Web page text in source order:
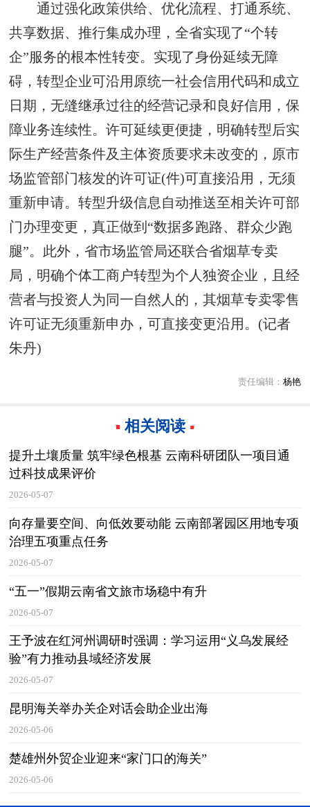
通过强化政策供给、优化流程、打通系统、
共享数据、推行集成办理，全省实现了“个转
企”服务的根本性转变。实现了身份延续无障
碍，转型企业可沿用原统一社会信用代码和成立
日期，无缝继承过往的经营记录和良好信用，保
障业务连续性。许可延续更便捷，明确转型后实
际生产经营条件及主体资质要求未改变的，原市
场监管部门核发的许可证(件)可直接沿用，无须
重新申请。转型升级信息自动推送至相关许可部
门办理变更，真正做到“数据多跑路、群众少跑
腿”。此外，省市场监管局还联合省烟草专卖
局，明确个体工商户转型为个人独资企业，且经
营者与投资人为同一自然人的，其烟草专卖零售
许可证无须重新申办，可直接变更沿用。(记者
朱丹)
责任编辑： 杨艳
相关阅读
提升土壤质量 筑牢绿色根基 云南科研团队一项目通
过科技成果评价
2026-05-07
向存量要空间、向低效要动能 云南部署园区用地专项
治理五项重点任务
2026-05-07
“五一”假期云南省文旅市场稳中有升
2026-05-07
王予波在红河州调研时强调：学习运用“义乌发展经
验”有力推动县域经济发展
2026-05-07
昆明海关举办关企对话会助企业出海
2026-05-06
楚雄州外贸企业迎来“家门口的海关”
2026-05-06